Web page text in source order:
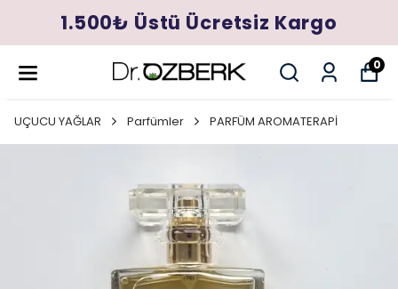
1.500₺ Üstü Ücretsiz Kargo
0
UÇUCU YAĞLAR Parfümler PARFÜM AROMATERAPİ